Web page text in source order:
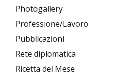
Photogallery
Professione/Lavoro
Pubblicazioni
Rete diplomatica
Ricetta del Mese